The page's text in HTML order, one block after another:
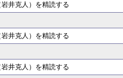
岩井克人）を精読する
岩井克人）を精読する
岩井克人）を精読する